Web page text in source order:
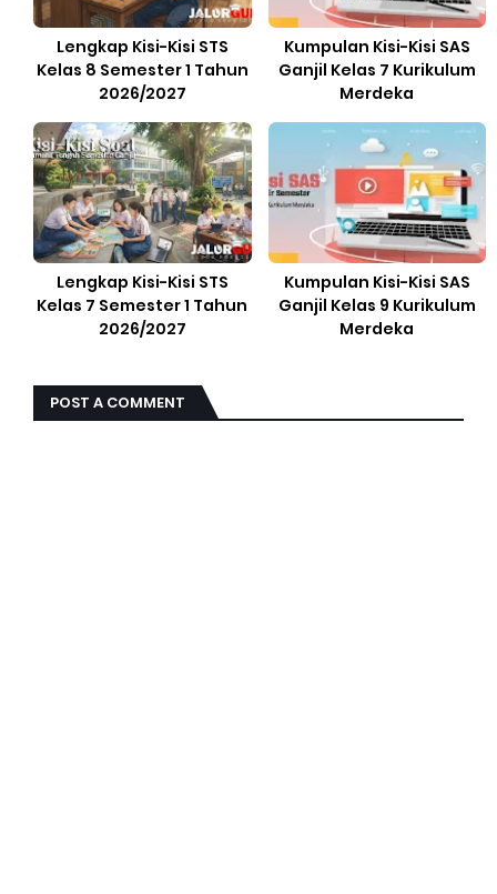
Lengkap Kisi-Kisi STS
Kelas 8 Semester 1 Tahun
2026/2027
Kumpulan Kisi-Kisi SAS
Ganjil Kelas 7 Kurikulum
Merdeka
Lengkap Kisi-Kisi STS
Kelas 7 Semester 1 Tahun
2026/2027
Kumpulan Kisi-Kisi SAS
Ganjil Kelas 9 Kurikulum
Merdeka
POST A COMMENT